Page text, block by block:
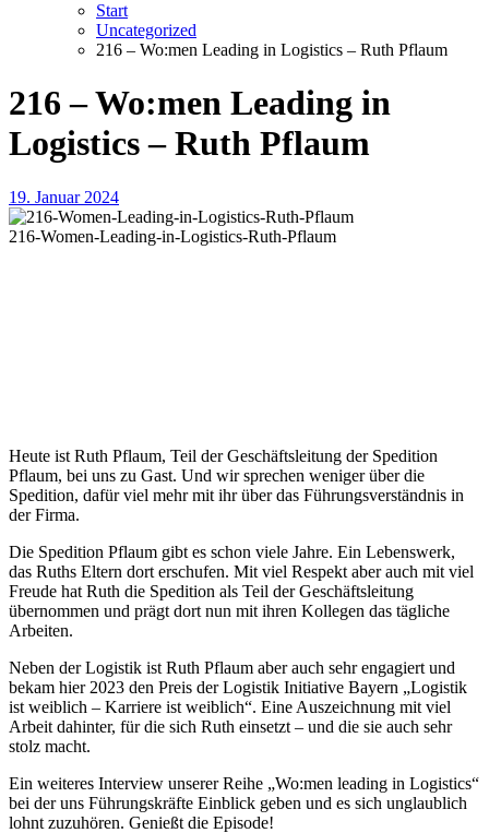
Start
Uncategorized
216 – Wo:men Leading in Logistics – Ruth Pflaum
216 – Wo:men Leading in
Logistics – Ruth Pflaum
19. Januar 2024
216-Women-Leading-in-Logistics-Ruth-Pflaum
Heute ist Ruth Pflaum, Teil der Geschäftsleitung der Spedition
Pflaum, bei uns zu Gast. Und wir sprechen weniger über die
Spedition, dafür viel mehr mit ihr über das Führungsverständnis in
der Firma.
Die Spedition Pflaum gibt es schon viele Jahre. Ein Lebenswerk,
das Ruths Eltern dort erschufen. Mit viel Respekt aber auch mit viel
Freude hat Ruth die Spedition als Teil der Geschäftsleitung
übernommen und prägt dort nun mit ihren Kollegen das tägliche
Arbeiten.
Neben der Logistik ist Ruth Pflaum aber auch sehr engagiert und
bekam hier 2023 den Preis der Logistik Initiative Bayern „Logistik
ist weiblich – Karriere ist weiblich“. Eine Auszeichnung mit viel
Arbeit dahinter, für die sich Ruth einsetzt – und die sie auch sehr
stolz macht.
Ein weiteres Interview unserer Reihe „Wo:men leading in Logistics“
bei der uns Führungskräfte Einblick geben und es sich unglaublich
lohnt zuzuhören. Genießt die Episode!